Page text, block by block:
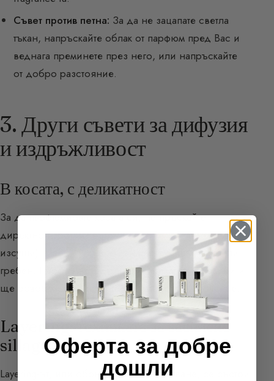
Съвет против петна: За да не зацапате светла
тъкан, напръскайте облак от парфюм пред Вас и
веднага преминете през него, или напръскайте
от добро разстояние.
3. Други съвети за дифузия
и издръжливост
В косата, с деликатност
За да парфюмирате косата си, не пръскайте
директно парфюма върху нея (алкохолът може да я
изсуши). Предпочитайте нанасяне върху четка или
гребен. Парфюмът ще напои деликатно косата Ви и
ще освобождава нотките си при всяко движение.
Layering: техниката за засилено
sillage
Layering -ът, или обонятелното наслагване, се състои
Оферта за добре
дошли